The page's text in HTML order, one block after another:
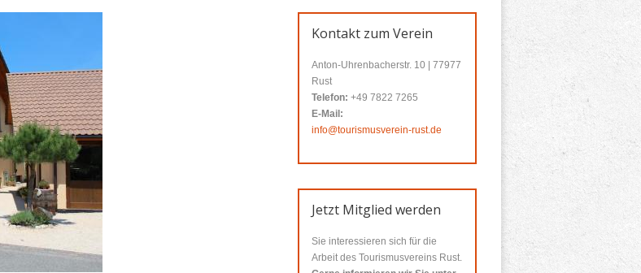
Kontakt zum Verein
Anton-Uhrenbacherstr. 10 | 77977
Rust
Telefon: +49 7822 7265
E-Mail:
info@tourismusverein-rust.de
Jetzt Mitglied werden
Sie interessieren sich für die
Arbeit des Tourismusvereins Rust.